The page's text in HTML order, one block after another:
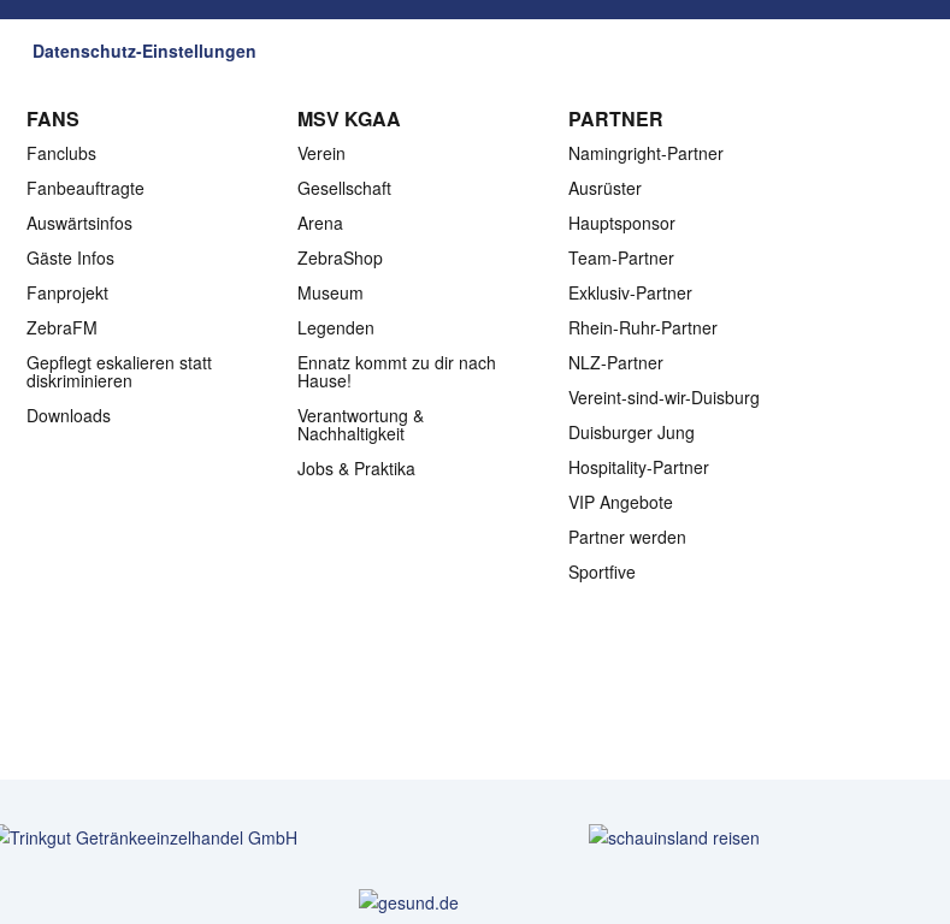
Datenschutz-Einstellungen
FANS
Fanclubs
Fanbeauftragte
Auswärtsinfos
Gäste Infos
Fanprojekt
ZebraFM
Gepflegt eskalieren statt
diskriminieren
Downloads
MSV KGAA
Verein
Gesellschaft
Arena
ZebraShop
Museum
Legenden
Ennatz kommt zu dir nach
Hause!
Verantwortung &
Nachhaltigkeit
Jobs & Praktika
PARTNER
Namingright-Partner
Ausrüster
Hauptsponsor
Team-Partner
Exklusiv-Partner
Rhein-Ruhr-Partner
NLZ-Partner
Vereint-sind-wir-Duisburg
Duisburger Jung
Hospitality-Partner
VIP Angebote
Partner werden
Sportfive